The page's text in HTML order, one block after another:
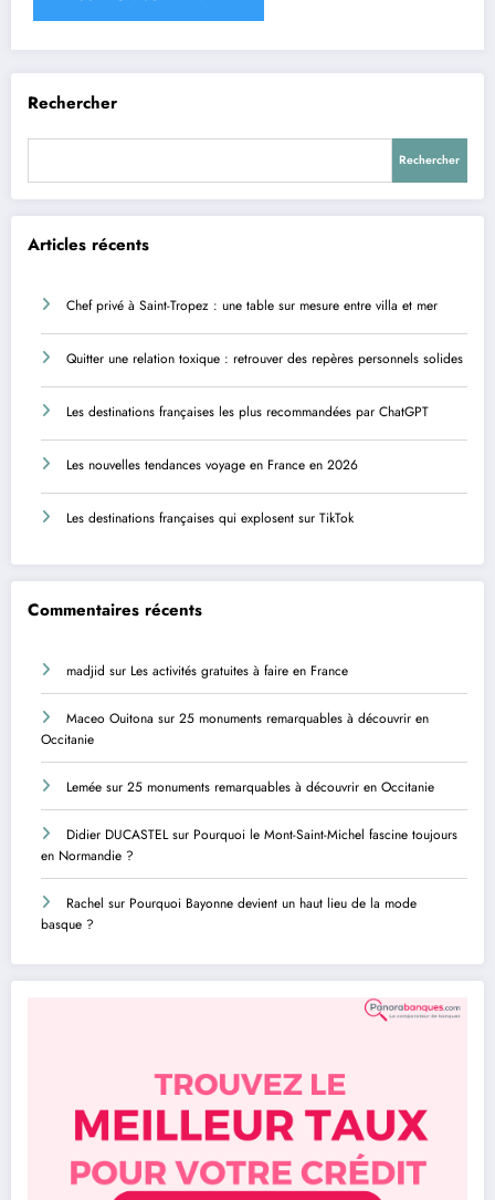
Rechercher
Rechercher
Articles récents
Chef privé à Saint-Tropez : une table sur mesure entre villa et mer
Quitter une relation toxique : retrouver des repères personnels solides
Les destinations françaises les plus recommandées par ChatGPT
Les nouvelles tendances voyage en France en 2026
Les destinations françaises qui explosent sur TikTok
Commentaires récents
madjid sur Les activités gratuites à faire en France
Maceo Ouitona sur 25 monuments remarquables à découvrir en
Occitanie
Lemée sur 25 monuments remarquables à découvrir en Occitanie
Didier DUCASTELsur Pourquoi le Mont-Saint-Michel fascine toujours
en Normandie ?
Rachel sur Pourquoi Bayonne devient un haut lieu de la mode
basque ?